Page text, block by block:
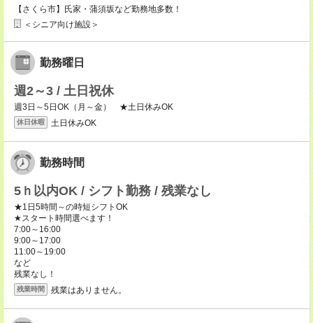
【さくら市】氏家・蒲須坂など勤務地多数！
＜シニア向け施設＞
勤務曜日
週2～3 / 土日祝休
週3日～5日OK（月～金） ★土日休みOK
休日休暇 土日休みOK
勤務時間
5ｈ以内OK / シフト勤務 / 残業なし
★1日5時間～の時短シフトOK
★スタート時間選べます！
7:00～16:00
9:00～17:00
11:00～19:00
など
残業なし！
残業時間 残業はありません。